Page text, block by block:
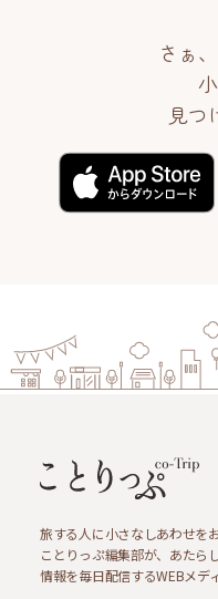
さぁ
見つ
旅する人に小さなしあわせを
ことりっぷ編集部が、あたら
情報を毎日配信するWEBメデ